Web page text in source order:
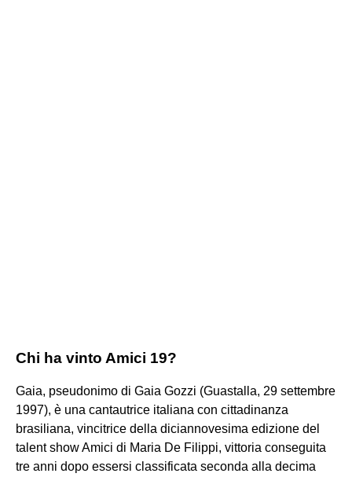
Chi ha vinto Amici 19?
Gaia, pseudonimo di Gaia Gozzi (Guastalla, 29 settembre
1997), è una cantautrice italiana con cittadinanza
brasiliana, vincitrice della diciannovesima edizione del
talent show Amici di Maria De Filippi, vittoria conseguita
tre anni dopo essersi classificata seconda alla decima